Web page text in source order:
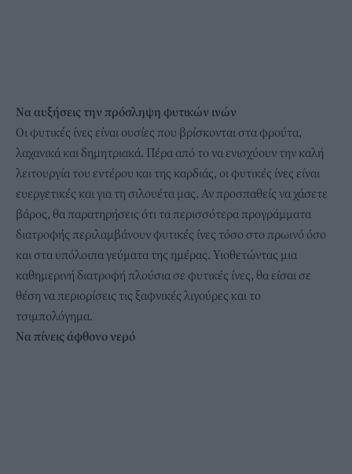
Να αυξήσεις την πρόσληψη φυτικών ινών
Οι φυτικές ίνες είναι ουσίες που βρίσκονται στα φρούτα,
λαχανικά και δημητριακά. Πέρα από το να ενισχύουν την καλή
λειτουργία του εντέρου και της καρδιάς, οι φυτικές ίνες είναι
ευεργετικές και για τη σιλουέτα μας. Αν προσπαθείς να χάσετε
βάρος, θα παρατηρήσεις ότι τα περισσότερα προγράμματα
διατροφής περιλαμβάνουν φυτικές ίνες τόσο στο πρωινό όσο
και στα υπόλοιπα γεύματα της ημέρας. Υιοθετώντας μια
καθημερινή διατροφή πλούσια σε φυτικές ίνες, θα είσαι σε
θέση να περιορίσεις τις ξαφνικές λιγούρες και το
τσιμπολόγημα.
Να πίνεις άφθονο νερό